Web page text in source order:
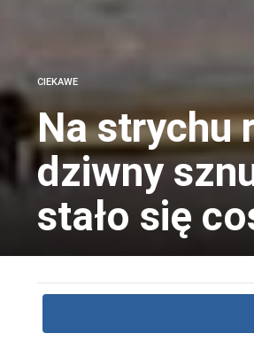
CIEKAWE
Na strychu
dziwny
stało się